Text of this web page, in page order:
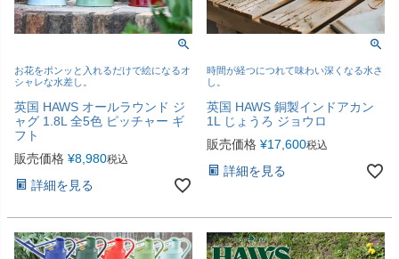
お花をポンッと入れるだけで絵になるオ
シャレな水差し。
英国 HAWS オールラウンド ジ
ャグ 1.8L 全5色 ピッチャー ギ
フト
販売価格 ¥8,980税込
詳細を見る
時間が経つにつれて味わい深くなる水さ
し。
英国 HAWS 銅製インドアカン
1L じょうろ ジョウロ
販売価格 ¥17,600税込
詳細を見る